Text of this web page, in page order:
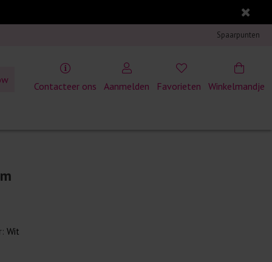
Spaarpunten
Winkelmandje
Contacteer ons Aanmelden Favorieten
Wit